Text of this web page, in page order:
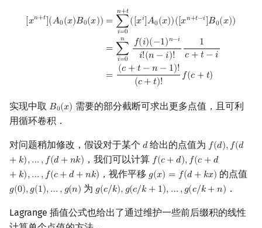
[𝑥𝑛+𝑡](𝐴0(𝑥)𝐵0(𝑥)) =
𝑛+𝑡
∑
𝑖=0
([𝑥𝑖]𝐴0(𝑥))([𝑥𝑛+𝑡−𝑖]𝐵0(𝑥))
=
𝑛
∑
𝑖=0
𝑓(𝑖)(−1)𝑛−𝑖
𝑖!(𝑛 −𝑖)!
1
𝑐 +𝑡 −𝑖
= (𝑐 +𝑡 −𝑛 − 1)!
(𝑐+𝑡)! 𝑓(𝑐 +𝑡)
A 0 t([xi 0 (
实现中取 𝐵0(𝑥)
B0(x) 需要的部分截断可求出更多点值，且可利
用循环卷积．
对问题稍加修改，假设对于某个 𝑑
d给出的点值为 𝑓(𝑑),𝑓(𝑑
+ 𝑘),… ,𝑓(𝑑 +𝑛𝑘)
f(d),f (d+k
，我们可以计算 𝑓(𝑐+𝑑),𝑓(𝑐 +𝑑
+ 𝑘),… ,𝑓(𝑐+𝑑 +𝑛𝑘)
f(c+ d) ,f(c +d+ k), …
，视作平移 𝑔(𝑥) = 𝑓(𝑑 + 𝑘𝑥)
g(x)= f(d+kx ) 的点值
𝑔(0),𝑔(1),… ,𝑔(𝑛)
g(0),g(1),…,g (n) 为 𝑔(𝑐/𝑘),𝑔(𝑐/𝑘 + 1), … ,𝑔(𝑐/𝑘+𝑛)
g(c/k),g(c/k+ 1), …,g (c /k+n) ．
Lagrange 插值公式也给出了通过维护一些前后缀积的线性